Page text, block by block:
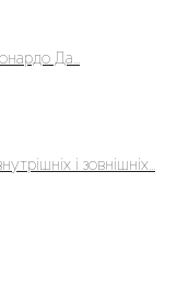
Да...
і зовнішніх...